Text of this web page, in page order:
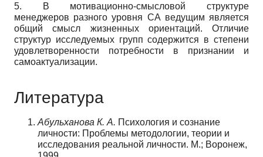
5. В мотивационно-смысловой структуре
менеджеров разного уровня СА ведущим является
общий смысл жизненных ориентаций. Отличие
структур исследуемых групп содержится в степени
удовлетворенности потребности в признании и
самоактуализации.
Литература
Абульханова К. А. Психология и сознание
личности: Проблемы методологии, теории и
исследования реальной личности. М.; Воронеж,